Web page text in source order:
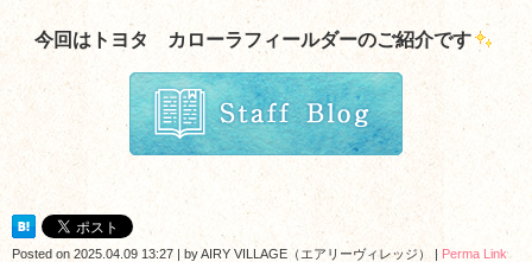
今回はトヨタ カローラフィールダーのご紹介です
Posted on 2025.04.09 13:27 | byAIRY VILLAGE（エアリーヴィレッジ） | Perma Link